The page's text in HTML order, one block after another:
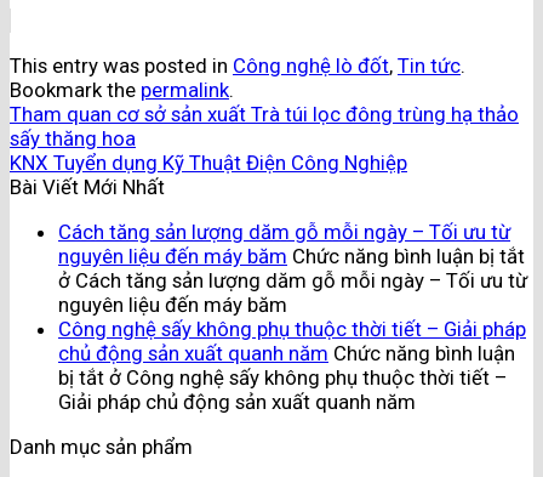
This entry was posted in Công nghệ lò đốt, Tin tức.
Bookmark the permalink.
Tham quan cơ sở sản xuất Trà túi lọc đông trùng hạ thảo
sấy thăng hoa
KNX Tuyển dụng Kỹ Thuật Điện Công Nghiệp
Bài Viết Mới Nhất
Cách tăng sản lượng dăm gỗ mỗi ngày – Tối ưu từ
nguyên liệu đến máy băm Chức năng bình luận bị tắt
ở Cách tăng sản lượng dăm gỗ mỗi ngày – Tối ưu từ
nguyên liệu đến máy băm
Công nghệ sấy không phụ thuộc thời tiết – Giải pháp
chủ động sản xuất quanh năm Chức năng bình luận
bị tắt ở Công nghệ sấy không phụ thuộc thời tiết –
Giải pháp chủ động sản xuất quanh năm
Danh mục sản phẩm